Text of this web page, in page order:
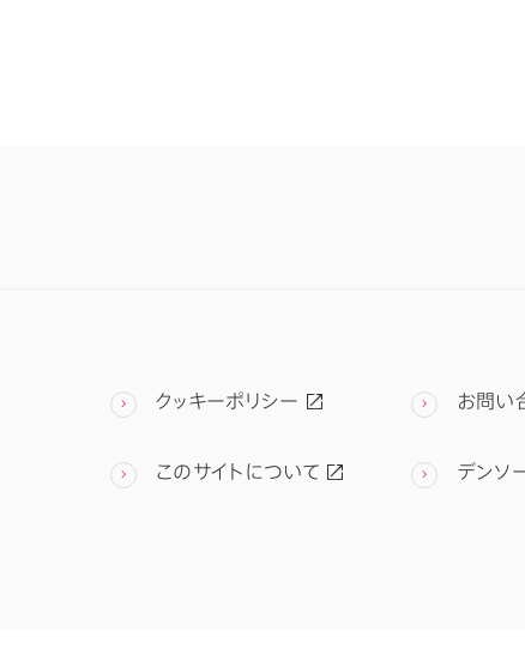
クッキーポリシー お問い
このサイトについて デンソ